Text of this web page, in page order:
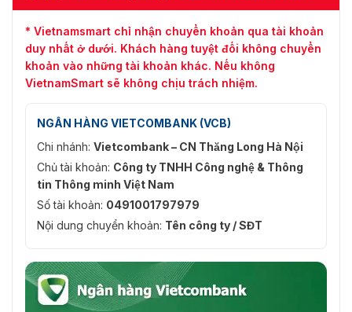
* Vietnamsmart chỉ nhận chuyển khoản qua tài khoản
duy nhất ở dưới. Khách hàng tuyệt đối không chuyển
khoản vào những tài khoản khác. Nếu không
VietnamSmart sẽ không chịu trách nhiệm.
NGÂN HÀNG VIETCOMBANK (VCB)
Chi nhánh: Vietcombank – CN Thăng Long Hà Nội
Chủ tài khoản: Công ty TNHH Công nghệ & Thông
tin Thông minh Việt Nam
Số tài khoản: 0491001797979
Nội dung chuyển khoản: Tên công ty / SĐT